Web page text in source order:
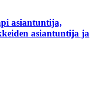
asiantuntija,
asiantuntija ja